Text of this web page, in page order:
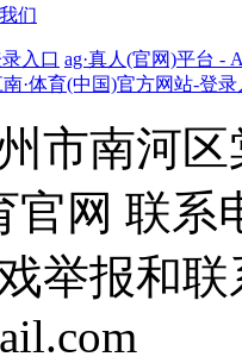
们
入口 ag·真人(官网)平台 -
南·体育(中国)官方网站-登录
市南河
网 联系
举报和